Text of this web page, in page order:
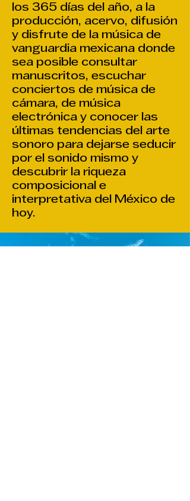
los 365 días del año, a la
producción, acervo, difusión
y disfrute de la música de
vanguardia mexicana donde
sea posible consultar
manuscritos, escuchar
conciertos de música de
cámara, de música
electrónica y conocer las
últimas tendencias del arte
sonoro para dejarse seducir
por el sonido mismo y
descubrir la riqueza
composicional e
interpretativa del México de
hoy.